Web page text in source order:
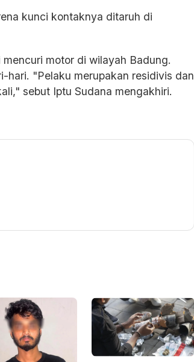
kunci kontaknya ditaruh di
motor di wilayah Badung.
hari. "Pelaku merupakan residivis dan
sebut Iptu Sudana mengakhiri.